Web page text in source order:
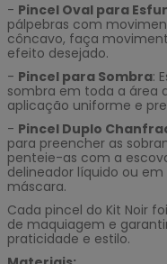
- Pincel Oval para
pálpebras com
côncavo, faça
efeito desejado.
- Pincel para Sombra:
sombra em toda a área
aplicação uniforme e
- Pincel Duplo
para preencher as
penteie-as com a
delineador líquido ou
máscara.
Cada pincel do Kit Noir
de maquiagem e
praticidade e estilo.